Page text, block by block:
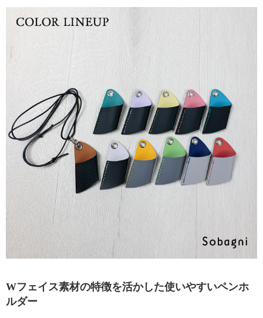
Wフェイス素材の特徴を活かした使いやすいペンホ
ルダー